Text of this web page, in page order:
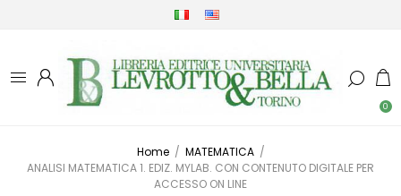
0
Home / MATEMATICA /
ANALISI MATEMATICA 1. EDIZ. MYLAB. CON CONTENUTO DIGITALE PER
ACCESSO ON LINE